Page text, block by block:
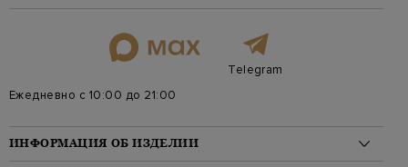
Telegram
Ежедневно с 10:00 до 21:00
ИНФОРМАЦИЯ ОБ ИЗДЕЛИИ